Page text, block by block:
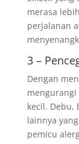
merasa
perjalanan
3 –
Dengan
kecil. Debu,
lainnya
pemicu